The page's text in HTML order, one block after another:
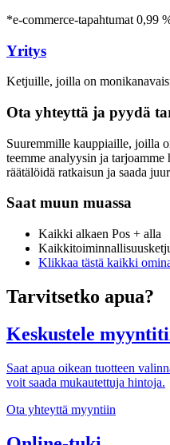
*e-commerce-tapahtumat 0,99
Yritys
Ketjuille, joilla on
Ota yhteyttä ja pyydä
Suuremmille kauppiaille, joilla
teemme analyysin ja
räätälöidä ratkaisun ja saada
Saat muun muassa
Kaikki alkaen Pos + alla
Klikkaa tästä kaikki
Tarvitsetko apua?
Keskustele
Saat apua oikean tuotteen
voit saada mukautettuja hintoja.
Ota yhteyttä myyntiin